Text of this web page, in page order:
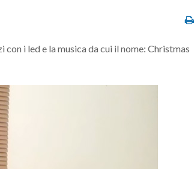
i led e la musica da cui il nome: Christmas